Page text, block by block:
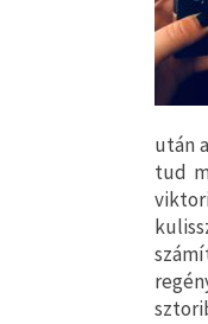
után
tud